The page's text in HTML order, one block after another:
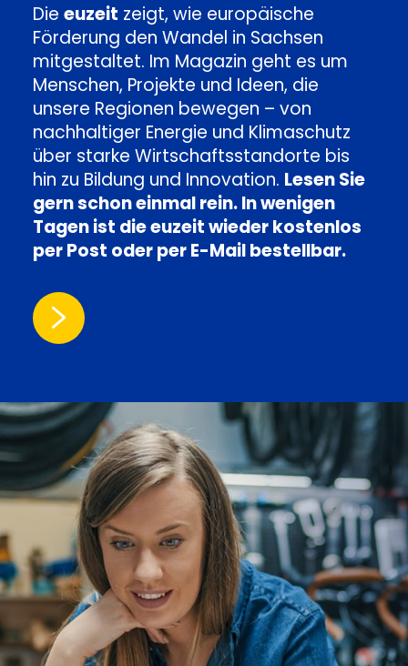
Die euzeit zeigt, wie europäische
Förderung den Wandel in Sachsen
mitgestaltet. Im Magazin geht es um
Menschen, Projekte und Ideen, die
unsere Regionen bewegen – von
nachhaltiger Energie und Klimaschutz
über starke Wirtschaftsstandorte bis
hin zu Bildung und Innovation. Lesen Sie
gern schon einmal rein. In wenigen
Tagen ist die euzeit wieder kostenlos
per Post oder per E-Mail bestellbar.